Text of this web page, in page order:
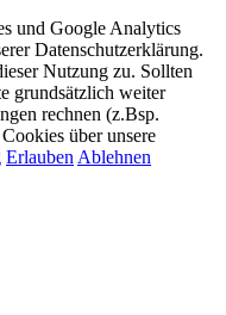
und Google Analytics
Datenschutzerklärung.
Nutzung zu. Sollten
grundsätzlich weiter
rechnen (z.Bsp.
über unsere
Erlauben Ablehnen